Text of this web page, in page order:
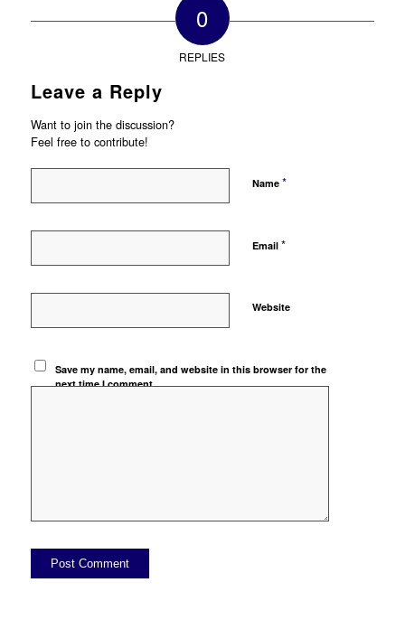
0
REPLIES
Leave a Reply
Want to join the discussion?
Feel free to contribute!
Name *
Email *
Website
Save my name, email, and website in this browser for the
next time I comment.